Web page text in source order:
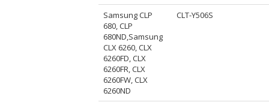
Samsung CLP
680, CLP
680ND,Samsung
CLX 6260, CLX
6260FD, CLX
6260FR, CLX
6260FW, CLX
6260ND
CLT-Y506S